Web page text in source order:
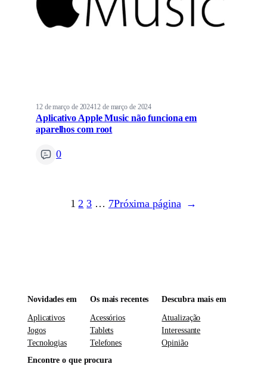
12 de março de 202412 de março de 2024
Aplicativo Apple Music não funciona em
aparelhos com root
0
1 2 3 … 7Próxima página →
Novidades em
Aplicativos
Jogos
Tecnologias
Os mais recentes
Acessórios
Tablets
Telefones
Descubra mais em
Atualização
Interessante
Opinião
Encontre o que procura